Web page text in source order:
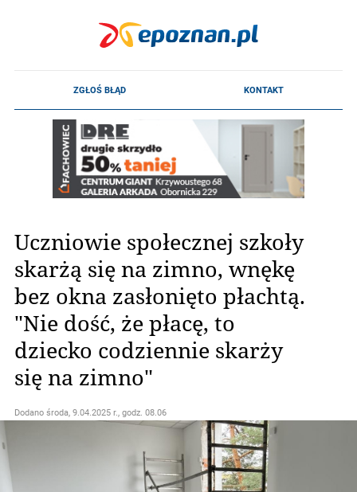
Uczniowie społecznej szkoły
skarżą się na zimno, wnękę
bez okna zasłonięto płachtą.
"Nie dość, że płacę, to
dziecko codziennie skarży
się na zimno"
Dodano środa, 9.04.2025 r., godz. 08.06